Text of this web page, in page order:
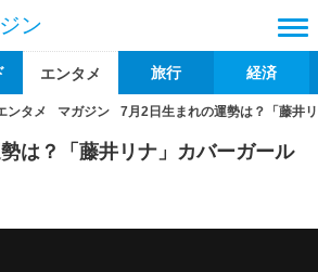
ン
エンタメ 旅行 経済
ンタメ マガジン 7月2日生まれの運勢は？「藤井
は？「藤井リナ」カバーガール